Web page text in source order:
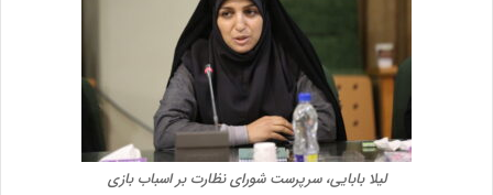
لیلا بابایی، سرپرست شورای نظارت بر اسباب بازی